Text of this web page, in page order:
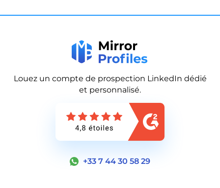
Louez un compte de prospection LinkedIn dédié
et personnalisé.
+33 7 44 30 58 29